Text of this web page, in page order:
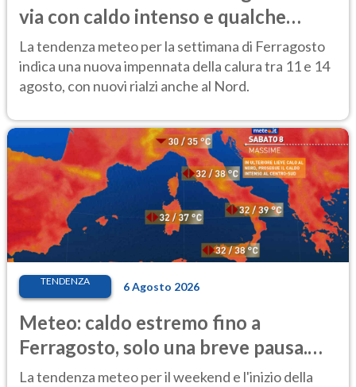
via con caldo intenso e qualche
temporale
La tendenza meteo per la settimana di Ferragosto
indica una nuova impennata della calura tra 11 e 14
agosto, con nuovi rialzi anche al Nord.
TENDENZA 6 Agosto 2026
Meteo: caldo estremo fino a
Ferragosto, solo una breve pausa.
Ecco dove
La tendenza meteo per il weekend e l'inizio della